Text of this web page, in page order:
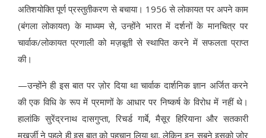
अतिशयोक्ति पूर्ण प्रस्तुतीकरण से बचाया। 1956 से लोकायत पर अपने काम
(बंगला लोकायत) के माध्यम से, उन्होंने भारत में दर्शनों के मानचित्र पर
चार्वाक/लोकायत प्रणाली को मज़बूती से स्थापित करने में सफलता प्राप्त
की।
—उन्होंने ही इस बात पर ज़ोर दिया था चार्वाक दार्शनिक ज्ञान अर्जित करने
की एक विधि के रूप में प्रमाणों के आधार पर निष्कर्ष के विरोध में नहीं थे।
हालांकि सुरेंद्रनाथ दासगुप्ता, रिचर्ड गार्बे, मैसूर हिरियाना और सतकारी
मुखर्जी ने पहले ही इस बात को पहचान लिया था, लेकिन इन सबने इसको ज़ोर